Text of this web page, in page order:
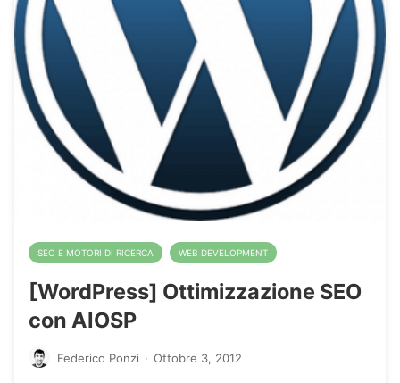
SEO E MOTORI DI RICERCA WEB DEVELOPMENT
[WordPress] Ottimizzazione SEO
con AIOSP
Federico Ponzi · Ottobre 3, 2012